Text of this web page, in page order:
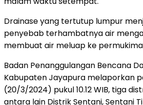
Drainase yang tertutup lumpur
penyebab terhambatnya air
membuat air meluap ke
Badan Penanggulangan Bencana
Kabupaten Jayapura melaporkan
(20/3/2024) pukul 10.12 WIB, tiga
antara lain Distrik Sentani, Sentani